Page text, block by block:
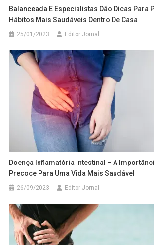
Balanceada E Especialistas Dão Dicas Para
Hábitos Mais Saudáveis Dentro De Casa
25/01/2023 Editor Jornal
Doença Inflamatória Intestinal – A
Precoce Para Uma Vida Mais Saudável
26/09/2023 Editor Jornal